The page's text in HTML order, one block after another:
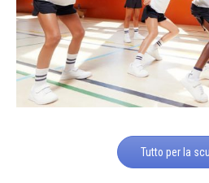
Tutto per la